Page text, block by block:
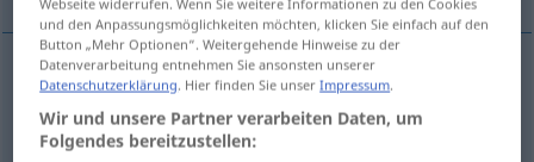
bespredmetan gegenstandslos
und den Anpassungsmöglichkeiten möchten, klicken Sie einfach auf den
Button „Mehr Optionen“. Weitergehende Hinweise zu der
Datenverarbeitung entnehmen Sie ansonsten unserer
Datenschutzerklärung. Hier finden Sie unserImpressum.
Wir und unsere Partner verarbeiten Daten, um
Folgendes bereitzustellen: